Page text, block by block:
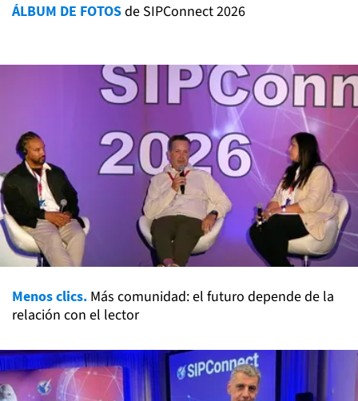
ÁLBUM DE FOTOSde SIPConnect 2026
Menos clics. Más comunidad: el futuro depende de la
relación con el lector